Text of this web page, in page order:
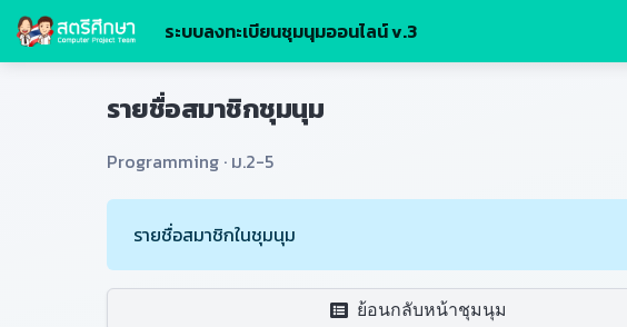
ระบบลงทะเบียนชุมนุมออนไลน์ v.3
รายชื่อสมาชิกชุมนุม
Programming · ม.2-5
รายชื่อสมาชิกในชุมนุม
ย้อนกลับหน้าชุมนุม